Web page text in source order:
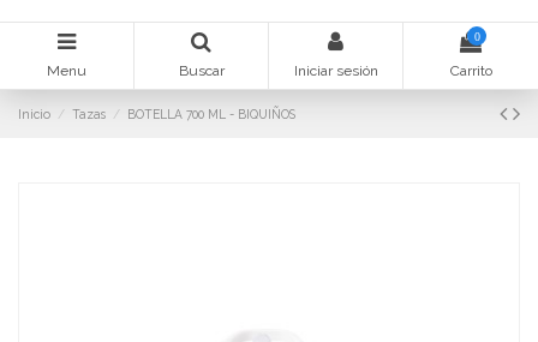
Menu Buscar Iniciar sesión
0
Carrito
Inicio Tazas BOTELLA 700 ML - BIQUIÑOS